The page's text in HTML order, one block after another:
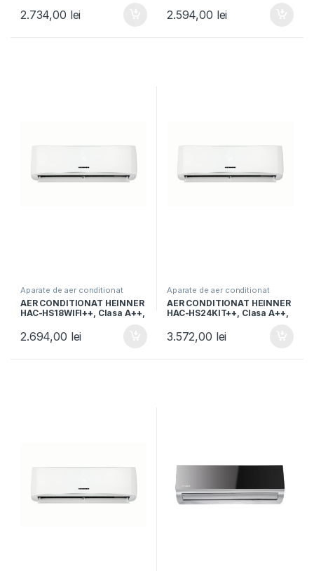
instalare 3m, Functie iFeel,
Alb
2.734,00 lei
Functie Quiet, Timer, Auto
restart, Alb
2.594,00 lei
Aparate de aer conditionat
AER CONDITIONAT HEINNER
HAC-HS18WIFI++, Clasa A++,
Control WIFI, Functie iFeel,
Functie Quiet, Timer, Auto-
2.694,00 lei
Aparate de aer conditionat
AER CONDITIONAT HEINNER
HAC-HS24KIT++, Clasa A++,
Functie iFeel, Functie Smart,
Alb
3.572,00 lei